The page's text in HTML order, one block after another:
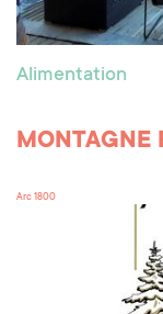
Alimentation
MONTAGNE
Arc 1800